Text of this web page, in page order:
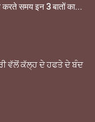
करते समय इन 3 बातों का...
ਵੱਲੋਂ ਕੱਲ੍ਹ ਦੇ ਹਫਤੇ ਦੇ ਬੰਦ